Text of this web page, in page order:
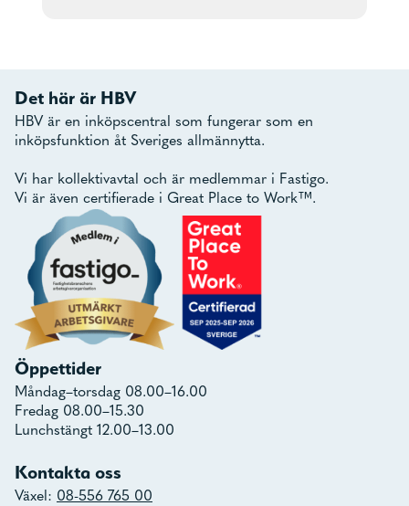
Det här är HBV
HBV är en inköpscentral som fungerar som en
inköpsfunktion åt Sveriges allmännytta.
Vi har kollektivavtal och är medlemmar i Fastigo.
Vi är även certifierade i Great Place to Work™.
Öppettider
Måndag–torsdag 08.00–16.00
Fredag 08.00–15.30
Lunchstängt 12.00–13.00
Kontakta oss
Växel: 08-556 765 00